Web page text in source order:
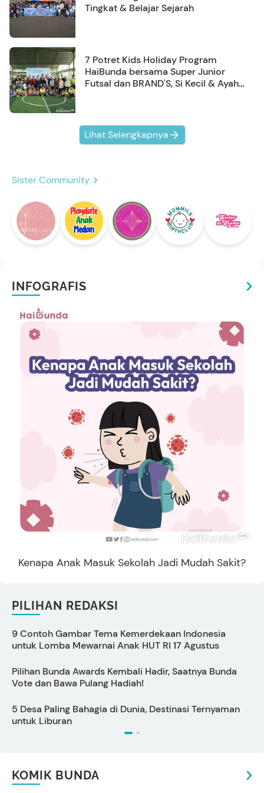
Tingkat & Belajar Sejarah
7 Potret Kids Holiday Program
HaiBunda bersama Super Junior
Futsal dan BRAND'S, Si Kecil & Ayah
Lihat Selengkapnya
Sister Community
INFOGRAFIS
Kenapa Anak Masuk Sekolah Jadi Mudah Sakit?
PILIHAN REDAKSI
9 Contoh Gambar Tema Kemerdekaan Indonesia
untuk Lomba Mewarnai Anak HUT RI 17 Agustus
Pilihan Bunda Awards Kembali Hadir, Saatnya Bunda
Vote dan Bawa Pulang Hadiah!
5 Desa Paling Bahagia di Dunia, Destinasi Ternyaman
untuk Liburan
KOMIK BUNDA